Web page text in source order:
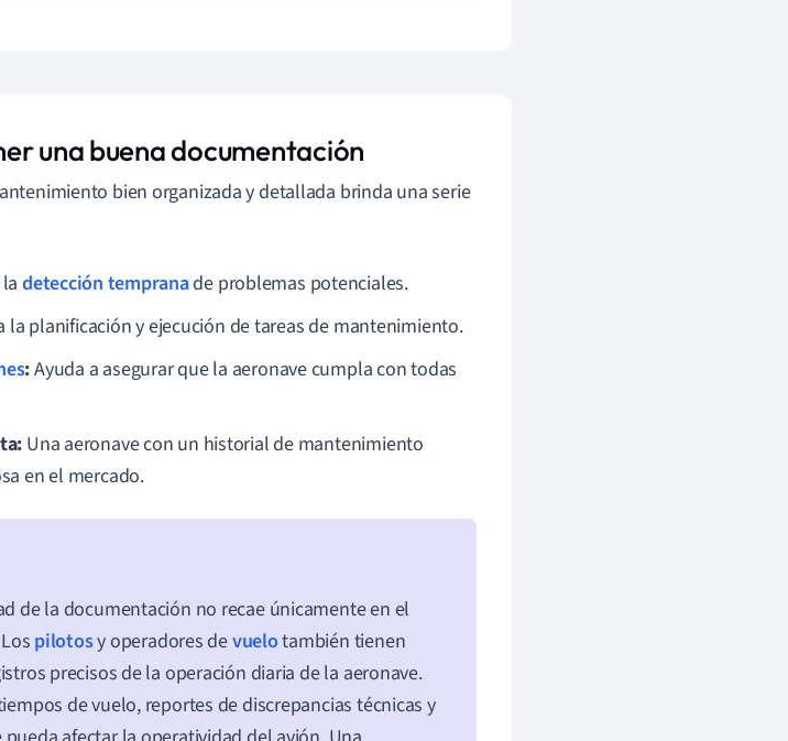
una buena documentación
bien organizada y detallada brinda una serie
detección tempranade problemas potenciales.
la planificación y ejecución de tareas de mantenimiento.
:Ayuda a asegurar que la aeronave cumpla con todas
Una aeronave con un historial de mantenimiento
en el mercado.
de la documentación no recae únicamente en el
pilotosy operadores devuelotambién tienen
precisos de la operación diaria de la aeronave.
de vuelo, reportes de discrepancias técnicas y